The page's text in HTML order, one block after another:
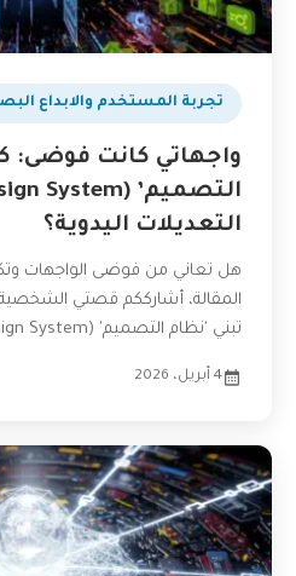
تجربة المستخدم والابداع
واجهاتي كانت فوضى:
التعديلات اليدوية؟
هل تعاني من فوضى الواجهات
المقالة، أشارككم قصتي
4 أبريل، 2026